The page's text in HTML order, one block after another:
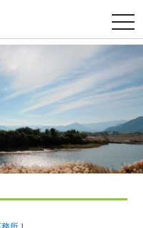
t
o
g
l
e
n
a
g
a
t
o